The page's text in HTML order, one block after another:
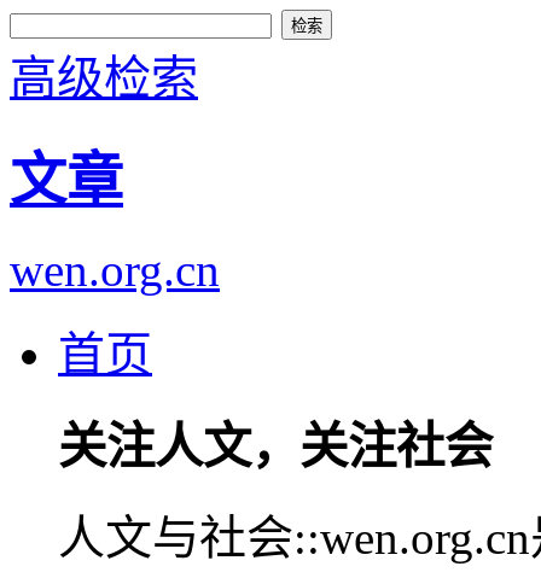
高级检索
文章
wen.org.cn
首页
关注人文，关注社会
人文与社会